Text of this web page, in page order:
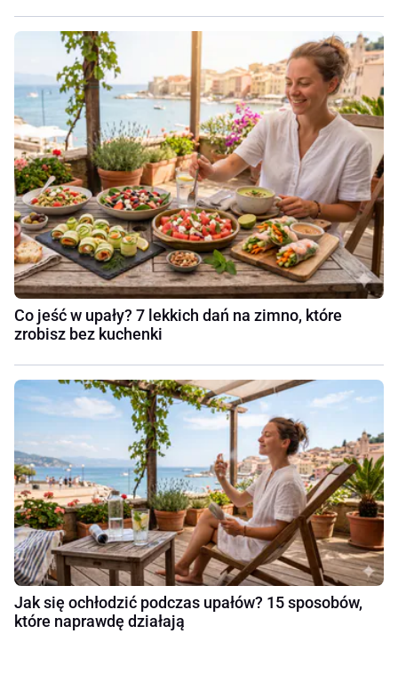
Co jeść w upały? 7 lekkich dań na zimno, które
zrobisz bez kuchenki
Jak się ochłodzić podczas upałów? 15 sposobów,
które naprawdę działają